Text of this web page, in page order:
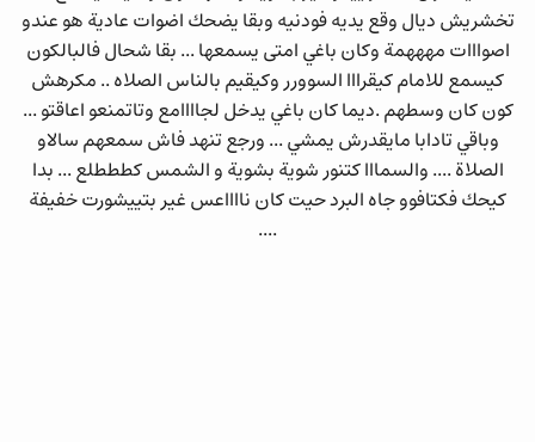
تخشريش ديال وقع يديه فودنيه وبقا يضحك اضوات عادية هو عندو
اصوااات مهههمة وكان باغي امتى يسمعها ... بقا شحال فالبالكون
كيسمع للامام كيقرااا السوورر وكيقيم بالناس الصلاه .. مكرهش
كون كان وسطهم .ديما كان باغي يدخل لجاااامع وتاتمنعو اعاقتو ...
وباقي تادابا مايقدرش يمشي ... ورجع تنهد فاش سمعهم سالاو
الصلاة .... والسمااا كتنور شوية بشوية و الشمس كطططلع ... بدا
كيحك فكتافوو جاه البرد حيت كان نااااعس غير بتييشورت خفيفة
....